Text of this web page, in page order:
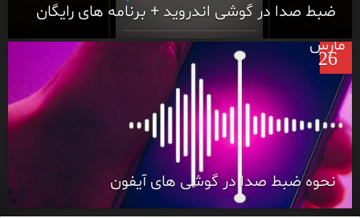
ضبط صدا در گوشی اندروید + برنامه های رایگان
مارس
26
نحوه ضبط صدا در گوشی های آیفون